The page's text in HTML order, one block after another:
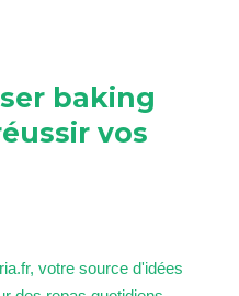
baking
vos